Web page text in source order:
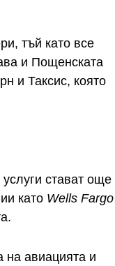
тъй като все
и Пощенската
и Таксис, която
стават още
като Wells Fargo
на авиацията и